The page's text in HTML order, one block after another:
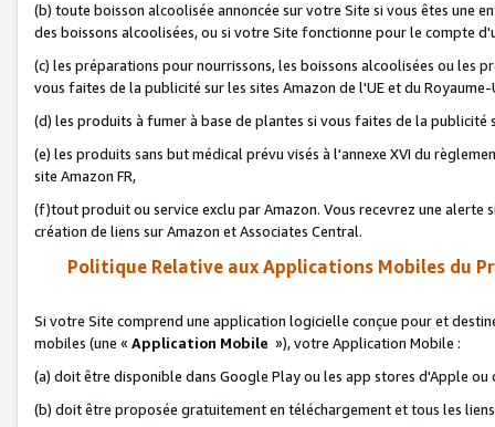
(b) toute boisson alcoolisée annoncée sur votre Site si vous êtes une
des boissons alcoolisées, ou si votre Site fonctionne pour le compte
(c) les préparations pour nourrissons, les boissons alcoolisées ou les
vous faites de la publicité sur les sites Amazon de l'UE et du Royaume-
(d) les produits à fumer à base de plantes si vous faites de la publicité
(e) les produits sans but médical prévu visés à l'annexe XVI du
site Amazon FR,
(f)tout produit ou service exclu par Amazon. Vous recevrez une alerte
création de liens sur Amazon et Associates Central.
Politique Relative aux Applications Mobiles du
Si votre Site comprend une application logicielle conçue pour et
mobiles (une « Application Mobile »), votre Application Mobile :
(a) doit être disponible dans Google Play ou les app stores d'Apple ou
(b) doit être proposée gratuitement en téléchargement et tous les